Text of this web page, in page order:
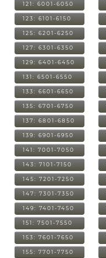
121: 6001-6050
123: 6101-6150
125: 6201-6250
127: 6301-6350
129: 6401-6450
131: 6501-6550
133: 6601-6650
135: 6701-6750
137: 6801-6850
139: 6901-6950
141: 7001-7050
143: 7101-7150
145: 7201-7250
147: 7301-7350
149: 7401-7450
151: 7501-7550
153: 7601-7650
155: 7701-7750